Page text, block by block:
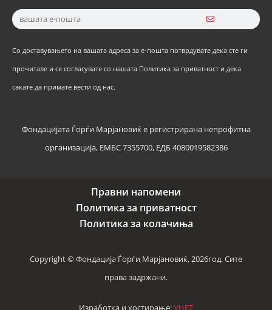
Со доставувањето на вашата адреса за е-пошта потврдувате дека сте ги
прочитале и се согласувате со нашата Политика за приватност и дека
сакате да примате вести од нас.
Фондацијата Ѓорѓи Марјановиќ е регистрирана непрофитна
организација, ЕМБС 7355700, ЕДБ 4080019582386
Правни напомени
Политика за приватност
Политика за колачиња
Copyright © Фондација Ѓорѓи Марјановиќ, 2026год. Сите
права задржани.
Изработка и хостирање:УНЕТ